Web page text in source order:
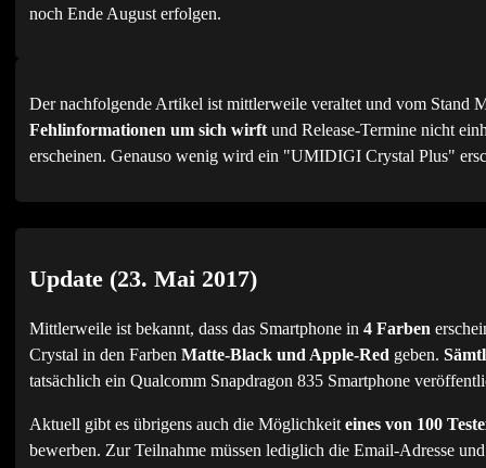
noch Ende August erfolgen.
Der nachfolgende Artikel ist mittlerweile veraltet und vom Stand
Fehlinformationen um sich wirft und Release-Termine nicht
erscheinen. Genauso wenig wird ein "UMIDIGI Crystal Plus"
Update (23. Mai 2017)
Mittlerweile ist bekannt, dass das Smartphone in 4 Farben
Crystal in den Farben Matte-Black und Apple-Red geben.
tatsächlich ein Qualcomm Snapdragon 835 Smartphone
Aktuell gibt es übrigens auch die Möglichkeit eines von 100
bewerben. Zur Teilnahme müssen lediglich die Email-Adresse